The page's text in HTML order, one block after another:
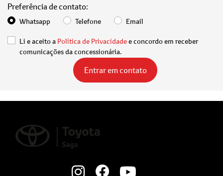
Preferência de contato:
Whatsapp Telefone Email
Li e aceito a Política de Privacidadee concordo em receber
comunicações da concessionária.
Entrar em contato